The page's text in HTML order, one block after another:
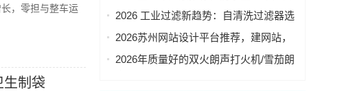
，零担与整车运
生制袋
EtherCAT、Ethernet/IP、BACnet/IP等多
种协议
丝土工布，防渗土工布，无纺土工布，
2026 工业过滤新趋势：自清洗过滤器选
型指南｜五大国产品牌深度测评
2026苏州网站设计平台推荐，建网站，
网站搭建，网站优化，做网站，网站维
2026年质量好的双火朗声打火机/雪茄朗